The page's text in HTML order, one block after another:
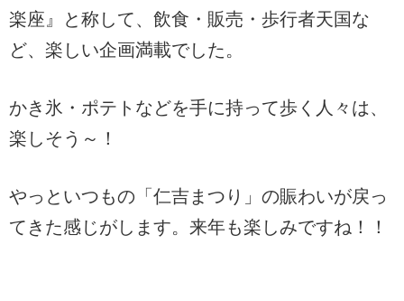
楽座』と称して、飲食・販売・歩行者天国な
ど、楽しい企画満載でした。
かき氷・ポテトなどを手に持って歩く人々は、
楽しそう～！
やっといつもの「仁吉まつり」の賑わいが戻っ
てきた感じがします。来年も楽しみですね！！